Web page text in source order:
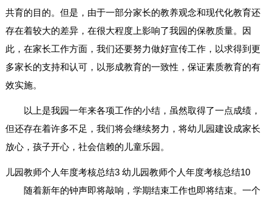
共育的目的。但是，由于一部分家长的教养观念和现代化教育还
存在着较大的差异，在很大程度上影响了我园的保教质量。因
此，在家长工作方面，我们还要努力做好宣传工作，以求得到更
多家长的支持和认可，以形成教育的一致性，保证素质教育的有
效实施。
以上是我园一年来各项工作的小结，虽然取得了一点成绩，
但还存在着许多不足，我们将会继续努力，将幼儿园建设成家长
放心，孩子开心，社会信赖的儿童乐园。
儿园教师个人年度考核总结3
随着新年的钟声即将敲响，学期结束工作也即将结束。一个
幼儿园教师个人年度考核总结10